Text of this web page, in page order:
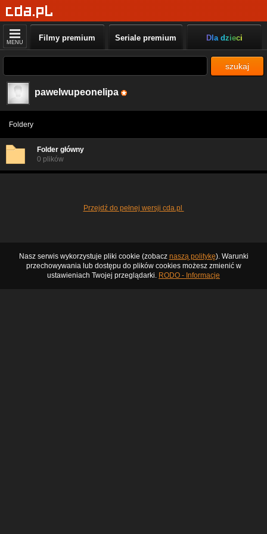
MENU Filmy premium Seriale premium Dla dzieci
szukaj
pawelwupeonelipa
Foldery
Folder główny
0 plików
Przejdź do pełnej wersji cda.pl
Nasz serwis wykorzystuje pliki cookie (zobacz naszą politykę). Warunki
przechowywania lub dostępu do plików cookies możesz zmienić w
ustawieniach Twojej przeglądarki. RODO - Informacje